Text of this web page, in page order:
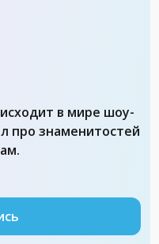
в мире шоу-
про знаменитостей